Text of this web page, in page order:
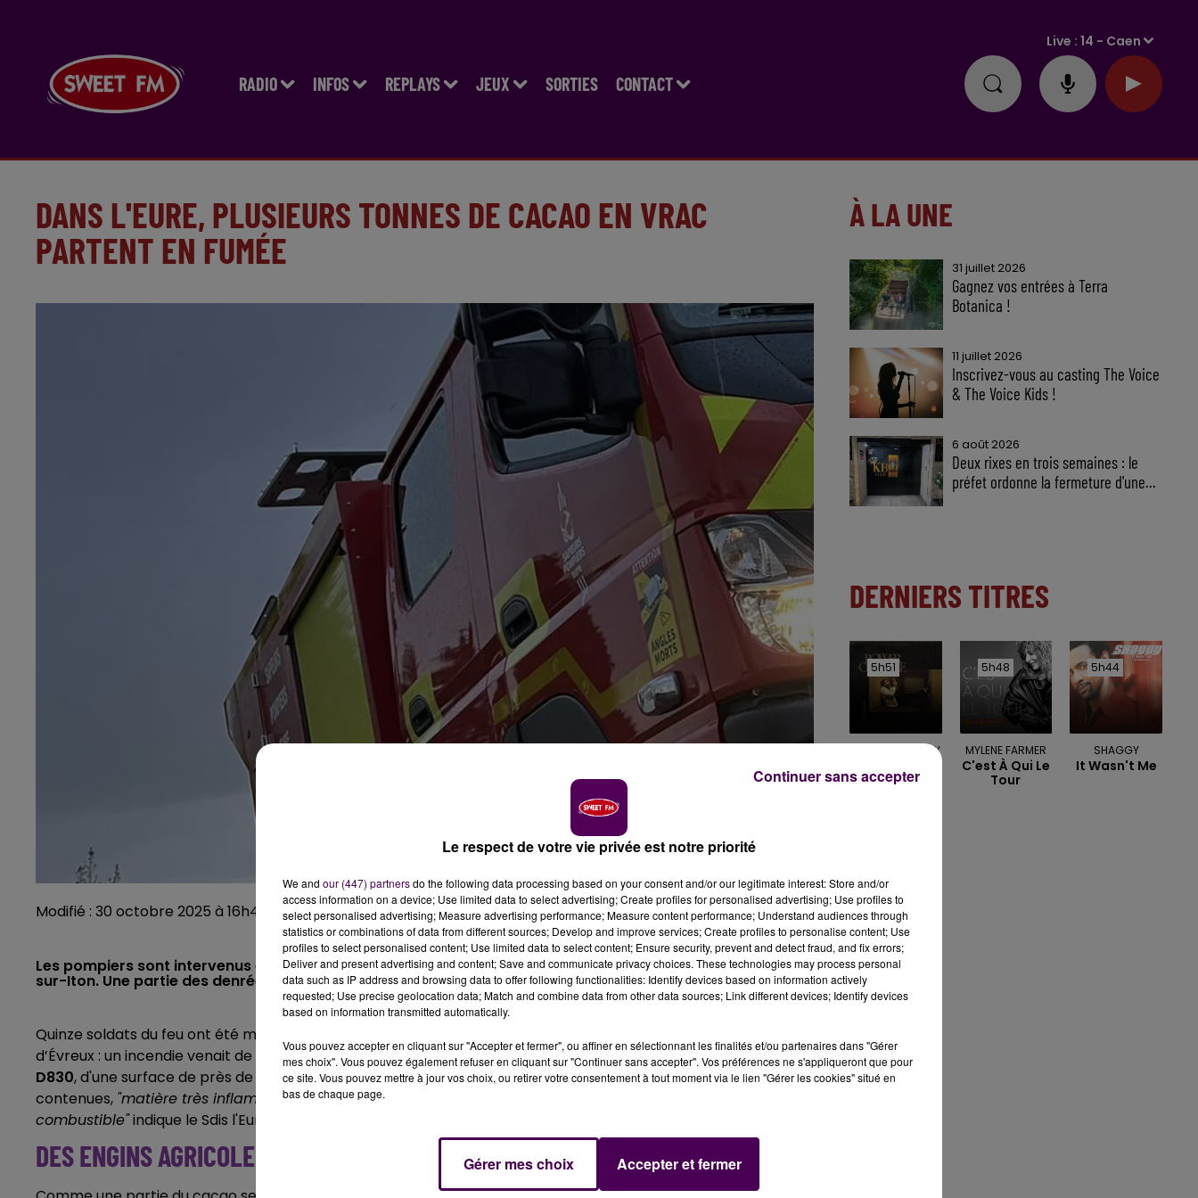
RADIO INFOS REPLAYS JEUX SORTIES CONTACT
Live :14 - Caen
DANS L'EURE, PLUSIEURS TONNES DE CACAO EN VRAC
PARTENT EN FUMÉE
Modifié : 30 octobre 2025 à 16h48 par Tanguy Papin
Les pompiers sont intervenus en fin d’après-midi ce mardi 26 mars pour un feu de silo à La Bonneville-
sur-Iton. Une partie des denrées stockées a été ravagée.
Quinze soldats du feu ont été mobilisés à partir de 17h45 ce mardi 26 mars à quelques kilomètres à l'ouest
d’Évreux : un incendie venait de se déclarer à La Bonneville-sur-Iton, dansun bâtiment installé le long de la
D830, d'une surface de près de 1 500 mètres carrés. Pas moins de 800 tonnes de cacao en vrac y étaient
contenues, "matière très inflammable car sèche et dégageant des poussières qui peuvent faire
combustible"indique le Sdis l'Eure, en rappelant les risques liées à la fermentation du cacao en vrac.
DES ENGINS AGRICOLES UTILISÉS
À LA UNE
31 juillet 2026
Gagnez vos entrées à Terra
Botanica !
11 juillet 2026
Inscrivez-vous au casting The Voice
& The Voice Kids !
6 août 2026
Deux rixes en trois semaines : le
préfet ordonne la fermeture d'une...
DERNIERS TITRES
5h51
5h51
DERMOT KENNEDY
Me
5h48
5h48
MYLENE FARMER
C'est À Qui Le
Tour
5h44
5h44
SHAGGY
It Wasn't Me
Le respect de votre vie privée est notre priorité
We and our (447) partnersdo the following data processing based on your consent and/or our legitimate interest: Store and/or
access information on a device; Use limited data to select advertising; Create profiles for personalised advertising; Use profiles to
select personalised advertising; Measure advertising performance; Measure content performance; Understand audiences through
statistics or combinations of data from different sources; Develop and improve services; Create profiles to personalise content; Use
profiles to select personalised content; Use limited data to select content; Ensure security, prevent and detect fraud, and fix errors;
Deliver and present advertising and content; Save and communicate privacy choices. These technologies may process personal
data such as IP address and browsing data to offer following functionalities: Identify devices based on information actively
requested; Use precise geolocation data; Match and combine data from other data sources; Link different devices; Identify devices
based on information transmitted automatically.
Vous pouvez accepter en cliquant sur "Accepter et fermer", ou affiner en sélectionnant les finalités et/ou partenaires dans "Gérer
mes choix". Vous pouvez également refuser en cliquant sur "Continuer sans accepter". Vos préférences ne s'appliqueront que pour
ce site. Vous pouvez mettre à jour vos choix, ou retirer votre consentement à tout moment via le lien "Gérer les cookies" situé en
bas de chaque page.
Gérer mes choix Accepter et fermer
Continuer sans accepter